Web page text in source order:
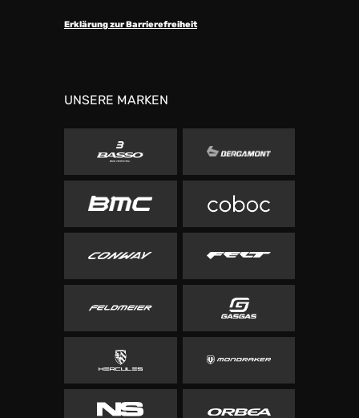
Erklärung zur Barrierefreiheit
UNSERE MARKEN